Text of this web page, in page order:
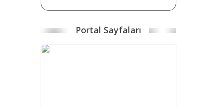
Portal Sayfaları